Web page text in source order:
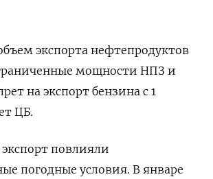
экспорта нефтепродуктов
мощности НПЗ и
на экспорт бензина с 1
ЦБ.
повлияли
погодные условия. В январе